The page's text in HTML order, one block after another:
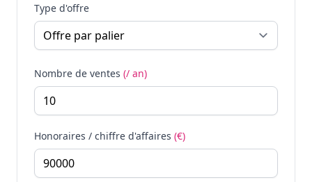
Type d'offre
Nombre de ventes (/ an)
Honoraires / chiffre d'affaires (€)